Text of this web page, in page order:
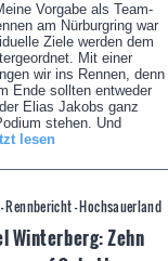
Vorgabe als Team-
am Nürburgring war
Ziele werden dem
Mit einer
wir ins Rennen, denn
Ende sollten entweder
Elias Jakobs ganz
stehen. Und
lesen
Rennbericht - Hochsauerland
Winterberg: Zehn